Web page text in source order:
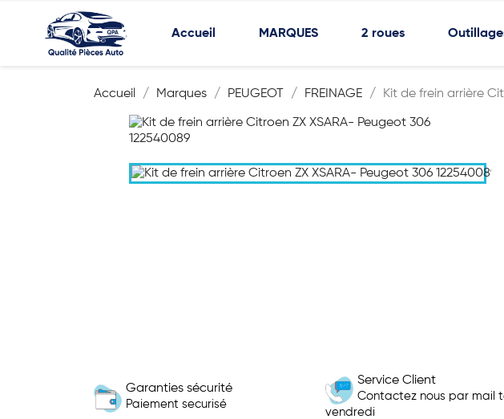
Accueil MARQUES 2 roues
Accueil Marques PEUGEOT FREINAGE Kit de frein arrière
Garanties sécurité
Paiement securisé
Service Client
Contactez nous par mail
vendredi